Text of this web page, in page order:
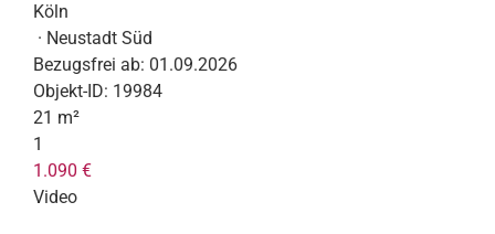
Köln
· Neustadt Süd
Bezugsfrei ab: 01.09.2026
Objekt-ID: 19984
21 m²
1
1.090 €
Video